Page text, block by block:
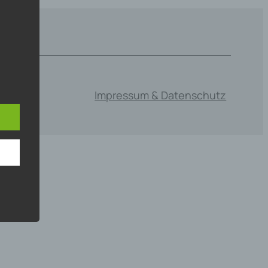
Impressum & Datenschutz